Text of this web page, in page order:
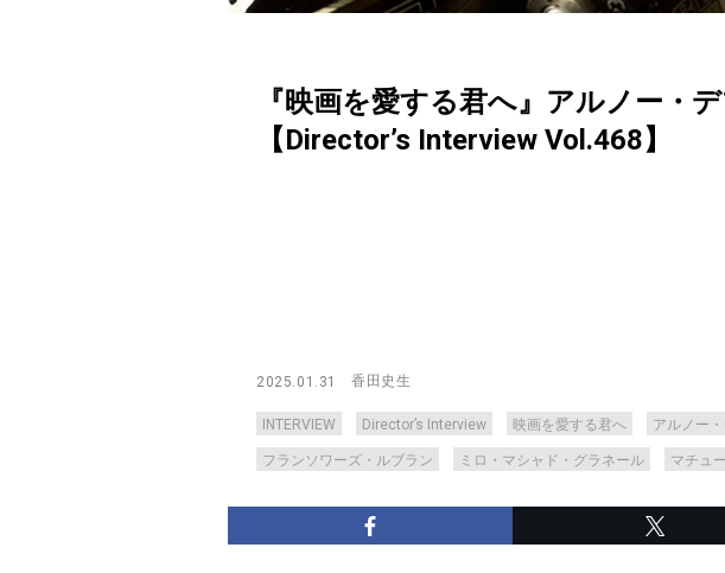
『映画を愛する君へ』アルノー
【Director’s Interview Vol.468】
2025.01.31 香田史生
INTERVIEW Director’s Interview 映画を愛する君へ アルノー
フランソワーズ・ルブラン ミロ・マシャド・グラネール マチュ